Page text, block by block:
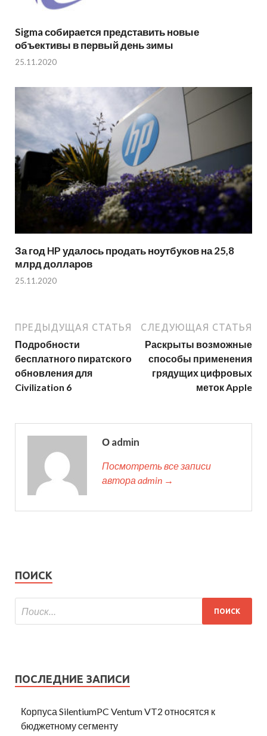
Sigma собирается представить новые
объективы в первый день зимы
25.11.2020
За год HP удалось продать ноутбуков на 25,8
млрд долларов
25.11.2020
ПРЕДЫДУЩАЯ СТАТЬЯ
Подробности
бесплатного пиратского
обновления для
Civilization 6
СЛЕДУЮЩАЯ СТАТЬЯ
Раскрыты возможные
способы применения
грядущих цифровых
меток Apple
О admin
Посмотреть все записи
автора admin →
ПОИСК
ПОСЛЕДНИЕ ЗАПИСИ
Корпуса SilentiumPC Ventum VT2 относятся к
бюджетному сегменту